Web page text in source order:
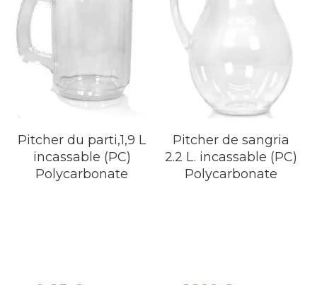
Pitcher du parti,1,9 L
incassable (PC)
Polycarbonate
Pitcher de sangria
2.2 L. incassable (PC)
Polycarbonate